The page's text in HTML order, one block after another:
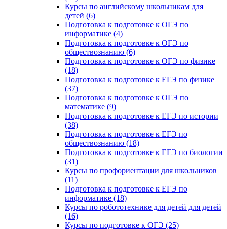
Курсы по английскому школьникам для
детей (6)
Подготовка к подготовке к ОГЭ по
информатике (4)
Подготовка к подготовке к ОГЭ по
обществознанию (6)
Подготовка к подготовке к ОГЭ по физике
(18)
Подготовка к подготовке к ЕГЭ по физике
(37)
Подготовка к подготовке к ОГЭ по
математике (9)
Подготовка к подготовке к ЕГЭ по истории
(38)
Подготовка к подготовке к ЕГЭ по
обществознанию (18)
Подготовка к подготовке к ЕГЭ по биологии
(31)
Курсы по профориентации для школьников
(11)
Подготовка к подготовке к ЕГЭ по
информатике (18)
Курсы по робототехнике для детей для детей
(16)
Курсы по подготовке к ОГЭ (25)